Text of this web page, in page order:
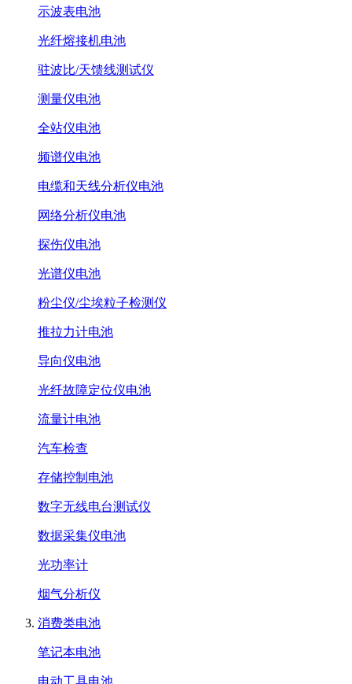
示波表电池
光纤熔接机电池
驻波比/天馈线测试仪
测量仪电池
全站仪电池
频谱仪电池
电缆和天线分析仪电池
网络分析仪电池
探伤仪电池
光谱仪电池
粉尘仪/尘埃粒子检测仪
推拉力计电池
导向仪电池
光纤故障定位仪电池
流量计电池
汽车检查
存储控制电池
数字无线电台测试仪
数据采集仪电池
光功率计
烟气分析仪
消费类电池
笔记本电池
电动工具电池